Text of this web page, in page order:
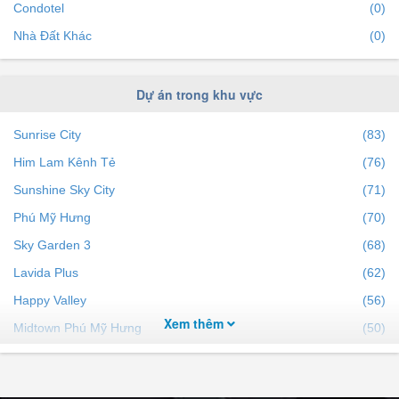
60m²
100m²
Condotel
(0)
Nhà Đất Khác
(0)
Dự án trong khu vực
Sunrise City
(83)
Him Lam Kênh Tẻ
(76)
Sunshine Sky City
(71)
Phú Mỹ Hưng
(70)
Sky Garden 3
(68)
Lavida Plus
(62)
Happy Valley
(56)
Midtown Phú Mỹ Hưng
(50)
Jamona City
(50)
Xem thêm